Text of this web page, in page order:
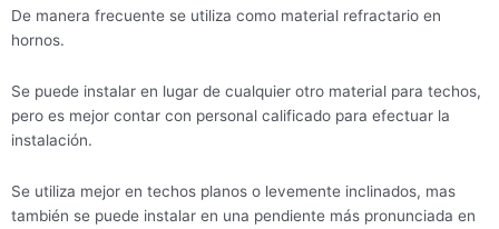
De manera frecuente se utiliza como material refractario en
hornos.
Se puede instalar en lugar de cualquier otro material para techos,
pero es mejor contar con personal calificado para efectuar la
instalación.
Se utiliza mejor en techos planos o levemente inclinados, mas
también se puede instalar en una pendiente más pronunciada en